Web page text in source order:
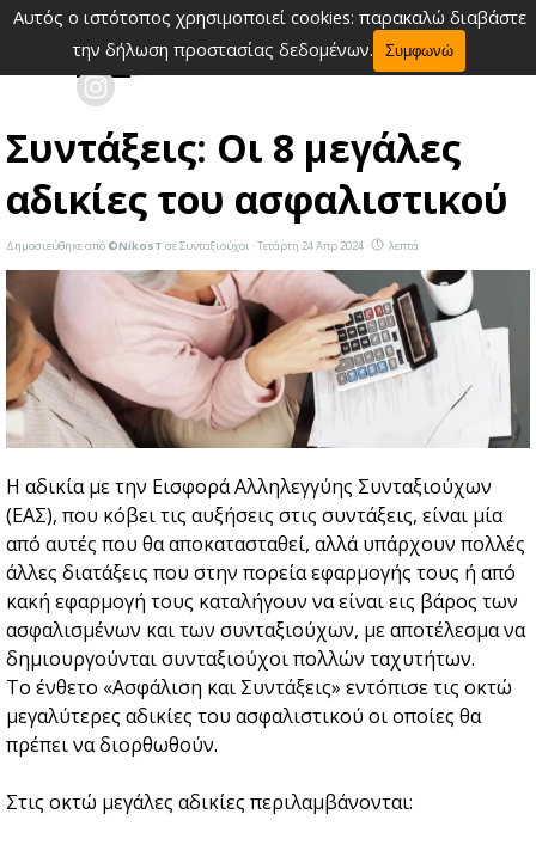
Αυτός ο ιστότοπος χρησιμοποιεί cookies: παρακαλώ διαβάστε
την δήλωση προστασίας δεδομένων.
Συμφωνώ
Μετάβαση στο περιεχόμενο
Παράλειψη μενού
Συντάξεις: Οι 8 μεγάλες
αδικίες του ασφαλιστικού
Δημοσιεύθηκε από©NikosT σεΣυνταξιούχοι · Τετάρτη 24 Απρ 2024 · λεπτά
Η αδικία με την Εισφορά Αλληλεγγύης Συνταξιούχων
(ΕΑΣ), που κόβει τις αυξήσεις στις συντάξεις, είναι μία
από αυτές που θα αποκατασταθεί, αλλά υπάρχουν πολλές
άλλες διατάξεις που στην πορεία εφαρμογής τους ή από
κακή εφαρμογή τους καταλήγουν να είναι εις βάρος των
ασφαλισμένων και των συνταξιούχων, με αποτέλεσμα να
δημιουργούνται συνταξιούχοι πολλών ταχυτήτων.
Το ένθετο «Ασφάλιση και Συντάξεις» εντόπισε τις οκτώ
μεγαλύτερες αδικίες του ασφαλιστικού οι οποίες θα
πρέπει να διορθωθούν.
Στις οκτώ μεγάλες αδικίες περιλαμβάνονται: